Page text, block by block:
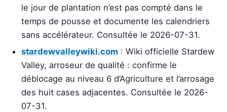
le jour de plantation n’est pas compté dans le
temps de pousse et documente les calendriers
sans accélérateur. Consultée le 2026-07-31.
stardewvalleywiki.com : Wiki officielle Stardew
Valley, arroseur de qualité : confirme le
déblocage au niveau 6 d’Agriculture et l’arrosage
des huit cases adjacentes. Consultée le 2026-
07-31.